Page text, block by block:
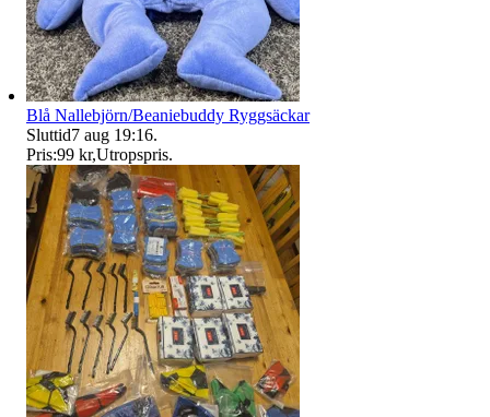
Blå Nallebjörn/Beaniebuddy Ryggsäckar
Sluttid7 aug 19:16.
Pris:99 kr,Utropspris.